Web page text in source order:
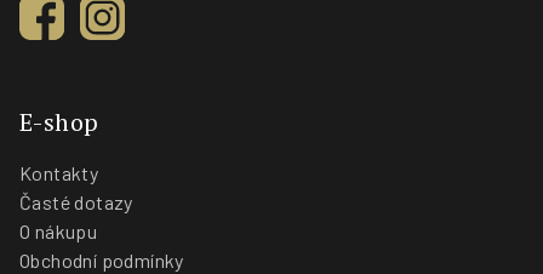
E-shop
Kontakty
Časté dotazy
O nákupu
Obchodní podmínky